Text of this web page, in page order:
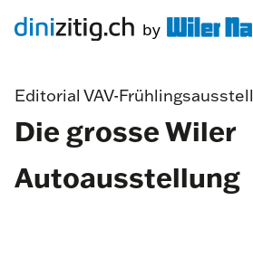
Editorial VAV-
Die grosse Wiler
Autoausstellung